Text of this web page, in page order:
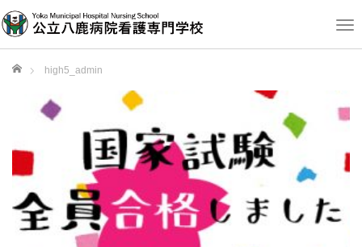
T
e
v
ホーム high5_admin